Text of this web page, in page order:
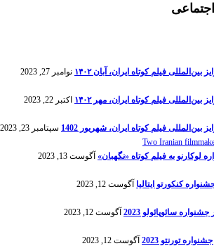
فیلم کوتاه ایران، آبان ۱۴۰۲ نوامبر 27, 2023
فیلم کوتاه ایران، مهر ۱۴۰۲ اکتبر 22, 2023
فیلم کوتاه ایران، شهریور 1402 سپتامبر 23, 2023
لوکارنو به فیلم کوتاه «نگهبان» آگوست 13, 2023
کنکورتو ایتالیا آگوست 12, 2023
سائوپائولو 2023 آگوست 12, 2023
تورنتو 2023 آگوست 12, 2023